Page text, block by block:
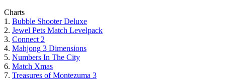
Charts
1. Bubble Shooter Deluxe
2. Jewel Pets Match Levelpack
3. Connect 2
4. Mahjong 3 Dimensions
5. Numbers In The City
6. Match Xmas
7. Treasures of Montezuma 3